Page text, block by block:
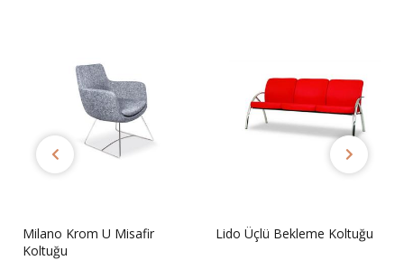
Milano Krom U Misafir
Koltuğu
Lido Üçlü Bekleme Koltuğu